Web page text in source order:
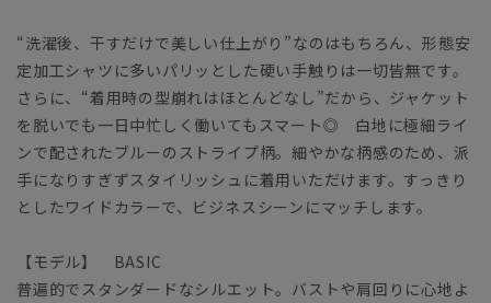
“洗濯後、干すだけで美しい仕上がり”なのはもちろん、形態安
定加工シャツに多いパリッとした硬い手触りは一切皆無です。
さらに、“着用時の型崩れはほとんどなし”だから、ジャケット
を脱いでも一日中忙しく働いてもスマート◎ 白地に極細ライ
ンで配されたブルーのストライプ柄。細やかな柄感のため、派
手になりすぎずスタイリッシュに着用いただけます。すっきり
としたワイドカラーで、ビジネスシーンにマッチします。
【モデル】 BASIC
普遍的でスタンダードなシルエット。バストや肩回りに心地よ